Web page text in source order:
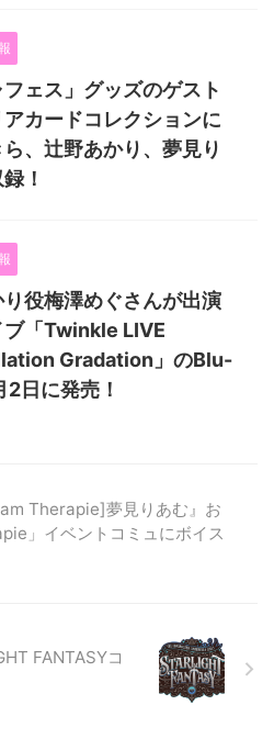
フェス」グッズのゲスト
カードコレクションに
、辻野あかり、夢見り
！
役梅澤めぐさんが出演
ブ「Twinkle LIVE
Gradation」のBlu-
日に発売！
Therapie]夢見りあむ』お
」イベントコミュにボイス
FANTASYコ